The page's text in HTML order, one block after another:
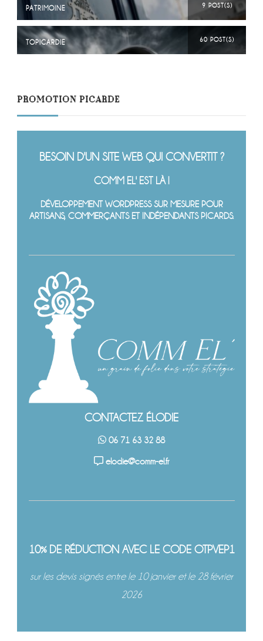
PATRIMOINE 9 POST(S)
TOPICARDIE 60 POST(S)
PROMOTION PICARDE
BESOIN D'UN SITE WEB QUI CONVERTIT ?
COMM EL' EST LÀ !
DÉVELOPPEMENT WORDPRESS SUR MESURE POUR
ARTISANS, COMMERÇANTS ET INDÉPENDANTS PICARDS.
CONTACTEZ ÉLODIE
06 71 63 32 88
elodie@comm-el.fr
10% DE RÉDUCTION AVEC LE CODE OTPVEP1
sur les devis signés entre le 10 janvier et le 28 février
2026